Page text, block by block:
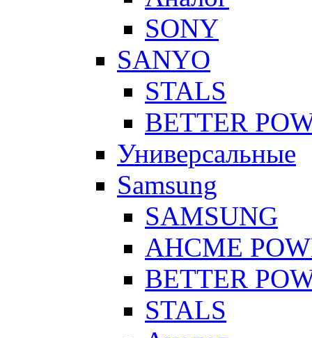
SONY
SANYO
STALS
BETTER
Универсальные
Samsung
SAMSUNG
AHCME
BETTER
STALS